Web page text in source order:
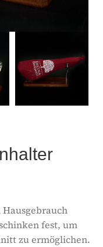
fest, um
zu ermöglichen.